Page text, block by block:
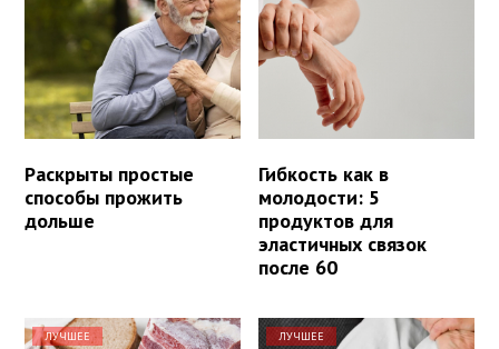
Раскрыты простые
способы прожить
дольше
Гибкость как в
молодости: 5
продуктов для
эластичных связок
после 60
ЛУЧШЕЕ ЛУЧШЕЕ